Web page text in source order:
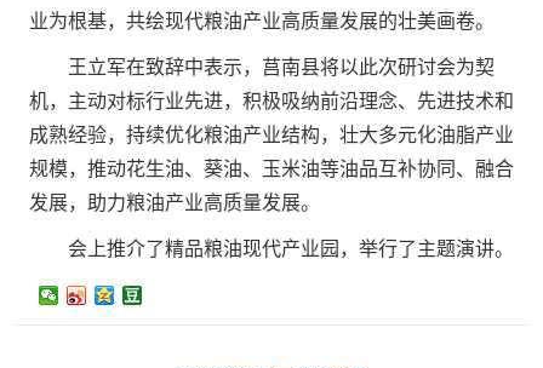
业为根基，共绘现代粮油产业高质量发展的壮美画卷。
王立军在致辞中表示，莒南县将以此次研讨会为契
机，主动对标行业先进，积极吸纳前沿理念、先进技术和
成熟经验，持续优化粮油产业结构，壮大多元化油脂产业
规模，推动花生油、葵油、玉米油等油品互补协同、融合
发展，助力粮油产业高质量发展。
会上推介了精品粮油现代产业园，举行了主题演讲。